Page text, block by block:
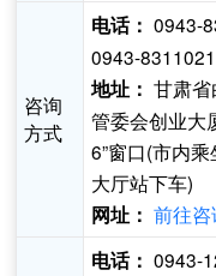
咨询
方式
电话： 0943-
0943-
地址： 甘肃
管委会创业大
6”窗口(市内
大厅站下车)
网址： 前往咨
电话： 0943-